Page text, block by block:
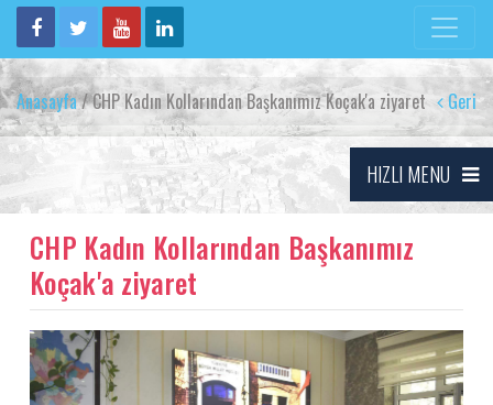
Anasayfa/ CHP Kadın Kollarından Başkanımız Koçak'a ziyaret Geri
HIZLI MENU
CHP Kadın Kollarından Başkanımız
Koçak'a ziyaret